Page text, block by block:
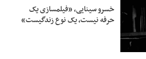
خسرو سینایی، «فیلمسازی یک
حرفه نیست، یک نوع زندگیست»